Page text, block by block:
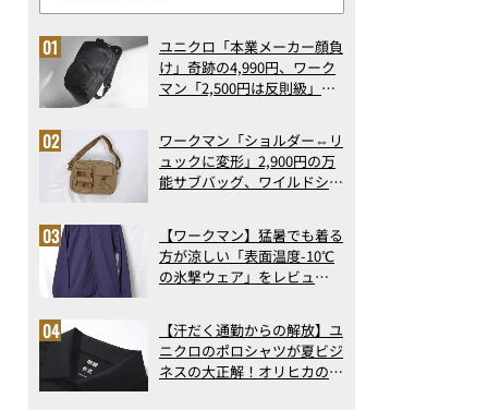
ユニクロ「本業メーカー顔負
け」奇跡の4,990円、ワーク
マン「2,500円は反則級」凄
ト3】（2026年6月版）
ワークマン「ショルダー⇔リ
ュックに変形」2,900円の万
能サブバッグ、ワイルドシン
記事ランキングベスト3】
（2026年6月版）
【ワークマン】猛暑でも着る
方が涼しい「表面温度-10℃
の氷撃ウェア」をレビュ
【汗だく通勤からの解放】ユ
ニクロのポロシャツが夏ビジ
ネスの大正解！オリヒカの透